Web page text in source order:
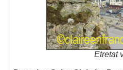
Etretat